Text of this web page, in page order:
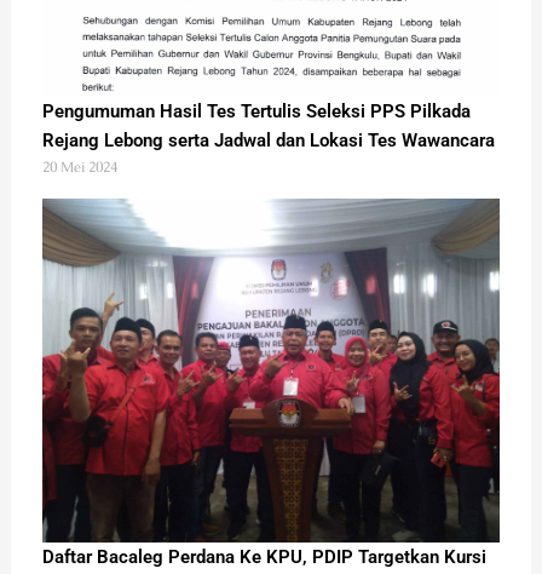
Pengumuman Hasil Tes Tertulis Seleksi PPS Pilkada
Rejang Lebong serta Jadwal dan Lokasi Tes Wawancara
20 Mei 2024
Daftar Bacaleg Perdana Ke KPU, PDIP Targetkan Kursi